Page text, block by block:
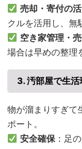
売却・寄付の
クルを活用し、無
空き家管理・
場合は早めの整理
3. 汚部屋で生
物が溜まりすぎて
ポート。
安全確保：足